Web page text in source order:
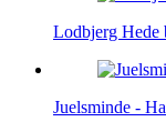
Lodbjerg Hede
Juelsminde -